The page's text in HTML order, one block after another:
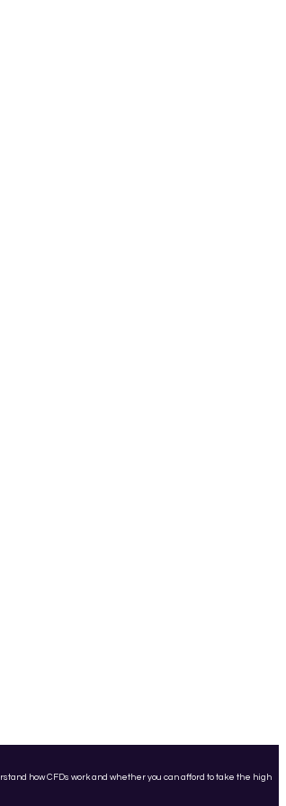
how CFDs work and whether you can afford to take the high